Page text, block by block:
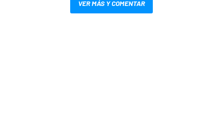
VER MÁS Y COMENTAR